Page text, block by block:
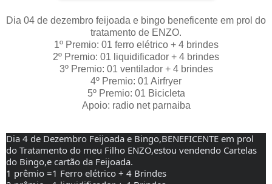
Dia 04 de dezembro feijoada e bingo beneficente em prol do
tratamento de ENZO.
1º Premio: 01 ferro elétrico + 4 brindes
2º Premio: 01 liquidificador + 4 brindes
3º Premio: 01 ventilador + 4 brindes
4º Premio: 01 Airfryer
5º Premio: 01 Bicicleta
Apoio: radio net parnaiba
Dia 4 de Dezembro Feijoada e Bingo,BENEFICENTE em prol
do Tratamento do meu Filho ENZO,estou vendendo Cartelas
do Bingo,e cartão da Feijoada.
1 prêmio =1 Ferro elétrico + 4 Brindes